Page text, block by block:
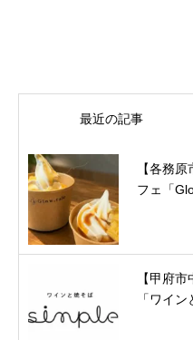
最近の記事
【各務
フェ「
【甲府
「ワイ